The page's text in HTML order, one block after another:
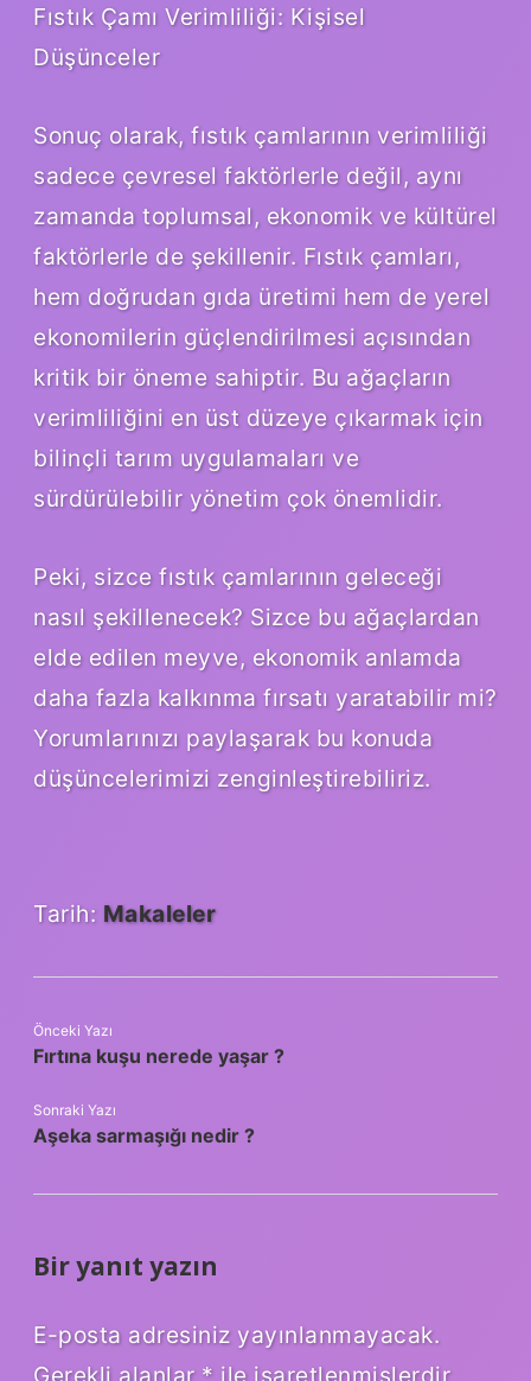
Fıstık Çamı Verimliliği: Kişisel
Düşünceler
Sonuç olarak, fıstık çamlarının verimliliği
sadece çevresel faktörlerle değil, aynı
zamanda toplumsal, ekonomik ve kültürel
faktörlerle de şekillenir. Fıstık çamları,
hem doğrudan gıda üretimi hem de yerel
ekonomilerin güçlendirilmesi açısından
kritik bir öneme sahiptir. Bu ağaçların
verimliliğini en üst düzeye çıkarmak için
bilinçli tarım uygulamaları ve
sürdürülebilir yönetim çok önemlidir.
Peki, sizce fıstık çamlarının geleceği
nasıl şekillenecek? Sizce bu ağaçlardan
elde edilen meyve, ekonomik anlamda
daha fazla kalkınma fırsatı yaratabilir mi?
Yorumlarınızı paylaşarak bu konuda
düşüncelerimizi zenginleştirebiliriz.
Tarih: Makaleler
Önceki Yazı
Fırtına kuşu nerede yaşar ?
Sonraki Yazı
Aşeka sarmaşığı nedir ?
Bir yanıt yazın
E-posta adresiniz yayınlanmayacak.
Gerekli alanlar * ile işaretlenmişlerdir